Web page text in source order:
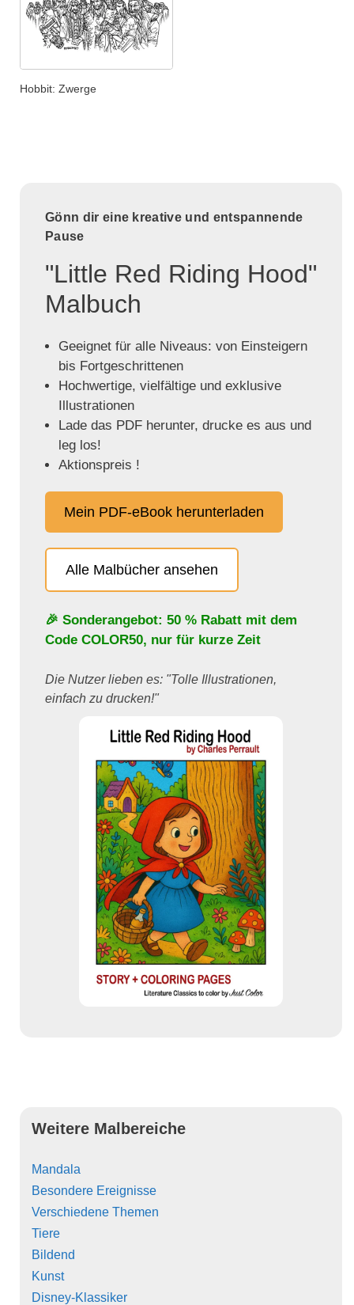
Hobbit: Zwerge
Gönn dir eine kreative und entspannende
Pause
"Little Red Riding Hood"
Malbuch
Geeignet für alle Niveaus: von Einsteigern
bis Fortgeschrittenen
Hochwertige, vielfältige und exklusive
Illustrationen
Lade das PDF herunter, drucke es aus und
leg los!
Aktionspreis !
Mein PDF-eBook herunterladen
Alle Malbücher ansehen
🎉 Sonderangebot: 50 % Rabatt mit dem
Code COLOR50, nur für kurze Zeit
Die Nutzer lieben es: "Tolle Illustrationen,
einfach zu drucken!"
Weitere Malbereiche
Mandala
Besondere Ereignisse
Verschiedene Themen
Tiere
Bildend
Kunst
Disney-Klassiker